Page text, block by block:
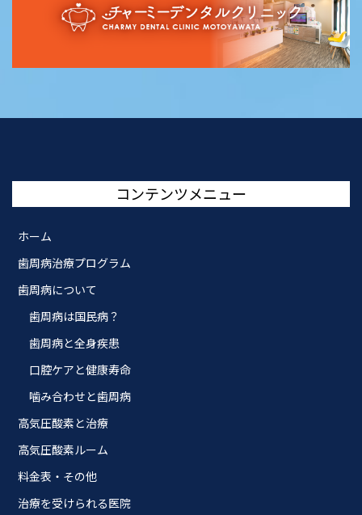
コンテンツメニュー
ホーム
歯周病治療プログラム
歯周病について
歯周病は国民病？
歯周病と全身疾患
口腔ケアと健康寿命
噛み合わせと歯周病
高気圧酸素と治療
高気圧酸素ルーム
料金表・その他
治療を受けられる医院